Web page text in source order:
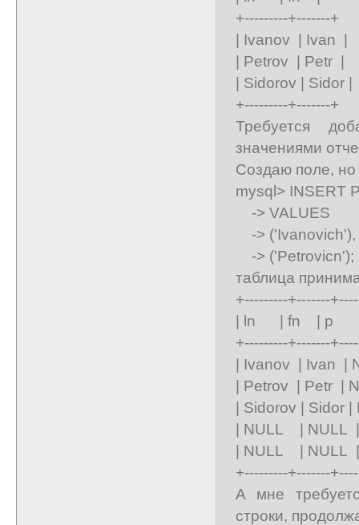
+---------+-------+
| Ivanov | Ivan |
| Petrov | Petr |
| Sidorov | Sidor |
+---------+-------+
Требуется
значениями
Создаю поле,
mysql> INSERT
-> VALUES
-> ('Ivanovich'),
-> ('Petrovicn');
таблица
+---------+-------
| ln | fn |
+---------+-------
| Ivanov | Ivan
| Petrov | Petr
| Sidorov |
| NULL | NULL |
| NULL | NULL |
+---------+-------
А мне
строки,